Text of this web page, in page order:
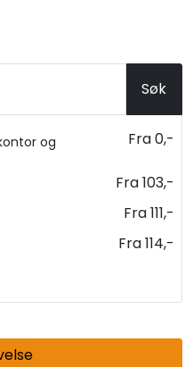
Søk
og
Fra 0,-
Fra 103,-
Fra 111,-
Fra 114,-